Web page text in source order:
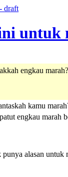
draft
engkau marah?
kamu
engkau marah
alasan untuk